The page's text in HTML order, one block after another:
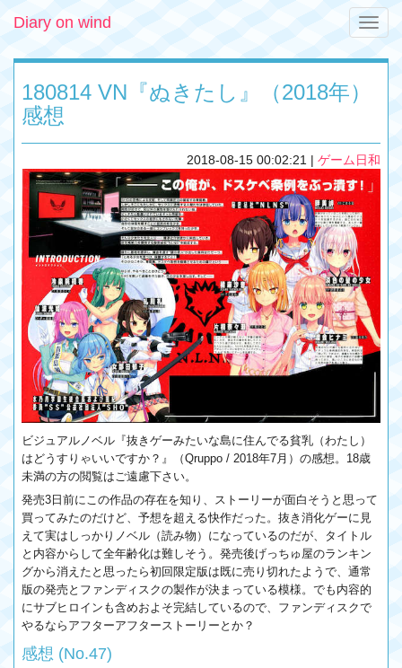
Toggle
Diary on wind
180814 VN『ぬきたし』（2018年）
感想
2018-08-15 00:02:21 | ゲーム日和
ビジュアルノベル『抜きゲーみたいな島に住んでる貧乳（わたし）
はどうすりゃいいですか？』（Qruppo / 2018年7月）の感想。18歳
未満の方の閲覧はご遠慮下さい。
発売3日前にこの作品の存在を知り、ストーリーが面白そうと思って
買ってみたのだけど、予想を超える快作だった。抜き消化ゲーに見
えて実はしっかりノベル（読み物）になっているのだが、タイトル
と内容からして全年齢化は難しそう。発売後げっちゅ屋のランキン
グから消えたと思ったら初回限定版は既に売り切れたようで、通常
版の発売とファンディスクの製作が決まっている模様。でも内容的
にサブヒロインも含めおよそ完結しているので、ファンディスクで
やるならアフターアフターストーリーとか？
感想 (No.47)